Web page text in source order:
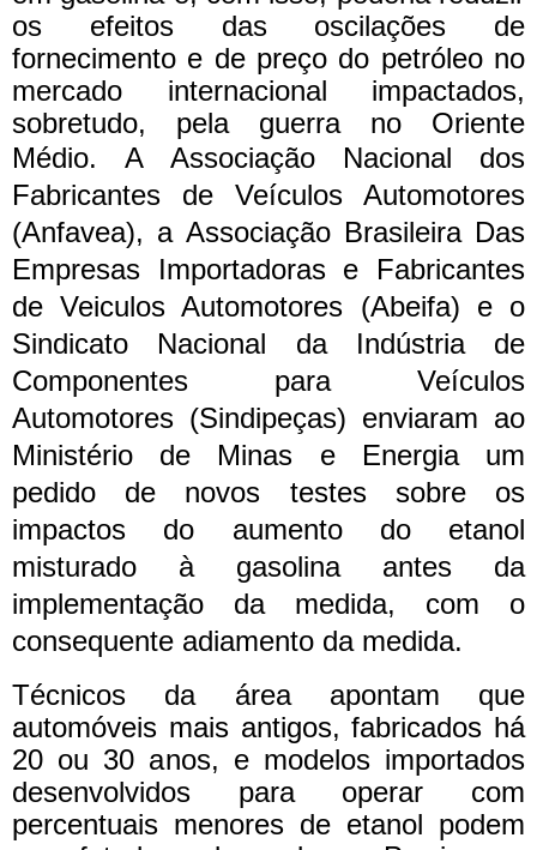
os efeitos das oscilações de
fornecimento e de preço do petróleo no
mercado internacional impactados,
sobretudo, pela guerra no Oriente
Médio.A Associação Nacional dos
Fabricantes de Veículos Automotores
(Anfavea), a Associação Brasileira Das
Empresas Importadoras e Fabricantes
de Veiculos Automotores (Abeifa) e o
Sindicato Nacional da Indústria de
Componentes para Veículos
Automotores (Sindipeças) enviaram ao
Ministério de Minas e Energia um
pedido de novos testes sobre os
impactos do aumento do etanol
misturado à gasolina antes da
implementação da medida, com o
consequente adiamento da medida.
Técnicos da área apontam que
automóveis mais antigos, fabricados há
20 ou 30 anos, e modelos importados
desenvolvidos para operar com
percentuais menores de etanol podem